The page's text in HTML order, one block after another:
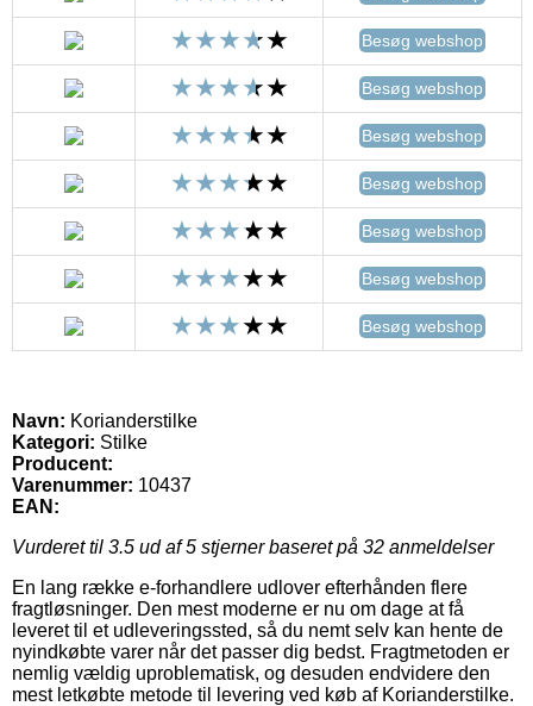
Besøg webshop
Besøg webshop
Besøg webshop
Besøg webshop
Besøg webshop
Besøg webshop
Besøg webshop
Navn: Korianderstilke
Kategori: Stilke
Producent:
Varenummer: 10437
EAN:
Vurderet til 3.5 ud af 5 stjerner baseret på 32 anmeldelser
En lang række e-forhandlere udlover efterhånden flere
fragtløsninger. Den mest moderne er nu om dage at få
leveret til et udleveringssted, så du nemt selv kan hente de
nyindkøbte varer når det passer dig bedst. Fragtmetoden er
nemlig vældig uproblematisk, og desuden endvidere den
mest letkøbte metode til levering ved køb af Korianderstilke.